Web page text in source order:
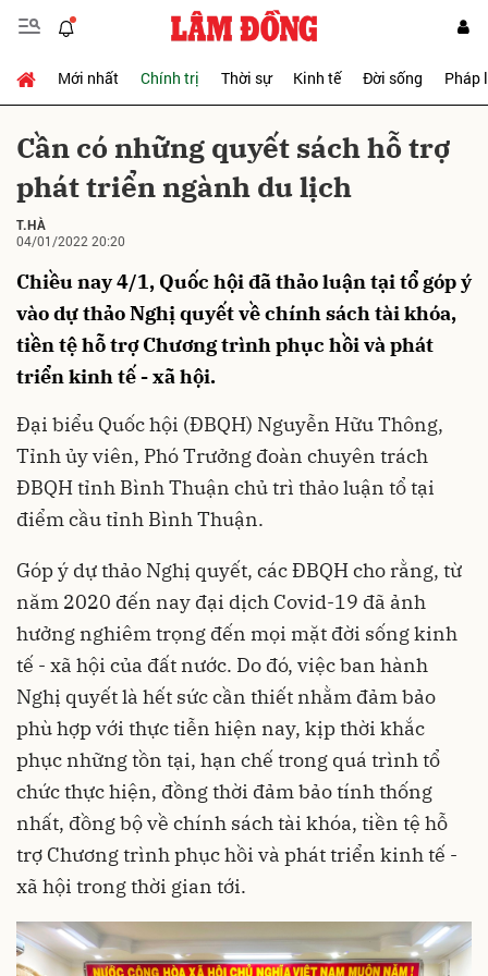
Mới nhất Chính trị Thời sự Kinh tế Đời sống Pháp
Cần có những quyết sách hỗ trợ
phát triển ngành du lịch
T.HÀ
04/01/2022 20:20
Chiều nay 4/1, Quốc hội đã thảo luận tại tổ góp ý
vào dự thảo Nghị quyết về chính sách tài khóa,
tiền tệ hỗ trợ Chương trình phục hồi và phát
triển kinh tế - xã hội.
Đại biểu Quốc hội (ĐBQH) Nguyễn Hữu Thông,
Tỉnh ủy viên, Phó Trưởng đoàn chuyên trách
ĐBQH tỉnh Bình Thuận chủ trì thảo luận tổ tại
điểm cầu tỉnh Bình Thuận.
Góp ý dự thảo Nghị quyết, các ĐBQH cho rằng, từ
năm 2020 đến nay đại dịch Covid-19 đã ảnh
hưởng nghiêm trọng đến mọi mặt đời sống kinh
tế - xã hội của đất nước. Do đó, việc ban hành
Nghị quyết là hết sức cần thiết nhằm đảm bảo
phù hợp với thực tiễn hiện nay, kịp thời khắc
phục những tồn tại, hạn chế trong quá trình tổ
chức thực hiện, đồng thời đảm bảo tính thống
nhất, đồng bộ về chính sách tài khóa, tiền tệ hỗ
trợ Chương trình phục hồi và phát triển kinh tế -
xã hội trong thời gian tới.
Gửi bình luận
Hủy